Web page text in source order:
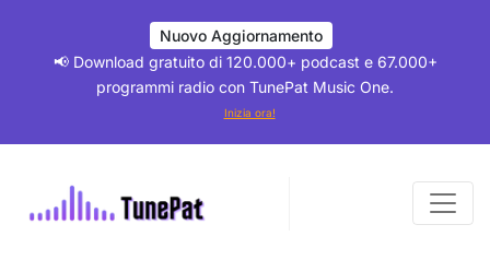
Nuovo Aggiornamento
📢 Download gratuito di 120.000+ podcast e 67.000+
programmi radio con TunePat Music One.
Inizia ora!